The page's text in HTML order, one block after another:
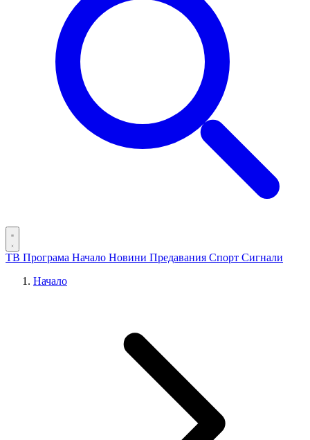
ТВ Програма Начало Новини Предавания Спорт Сигнали
Начало